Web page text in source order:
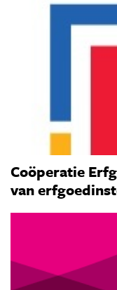
Coöperatie
van